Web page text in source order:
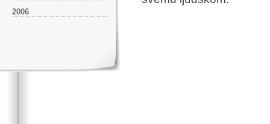
2006